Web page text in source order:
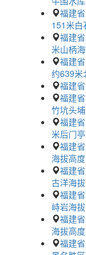
福建
151米白
福建
米山柄
福建
约639米
福建
福建
竹坑头
福建
米后门
福建
海拔高度
福建
古洋海
福建
峙岩海
福建
海拔高度
福建